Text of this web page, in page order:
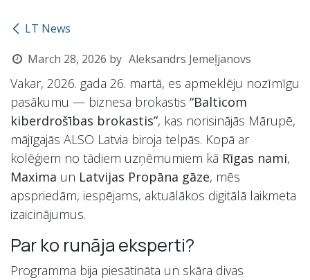
LT News
March 28, 2026 by Aleksandrs Jemeļjanovs
Vakar, 2026. gada 26. martā, es apmeklēju nozīmīgu
pasākumu — biznesa brokastis “Balticom
kiberdrošības brokastis”, kas norisinājās Mārupē,
mājīgajās ALSO Latvia biroja telpās. Kopā ar
kolēģiem no tādiem uzņēmumiem kā Rīgas nami,
Maxima un Latvijas Propāna gāze, mēs
apspriedām, iespējams, aktuālākos digitālā laikmeta
izaicinājumus.
Par ko runāja eksperti?
Programma bija piesātināta un skāra divas